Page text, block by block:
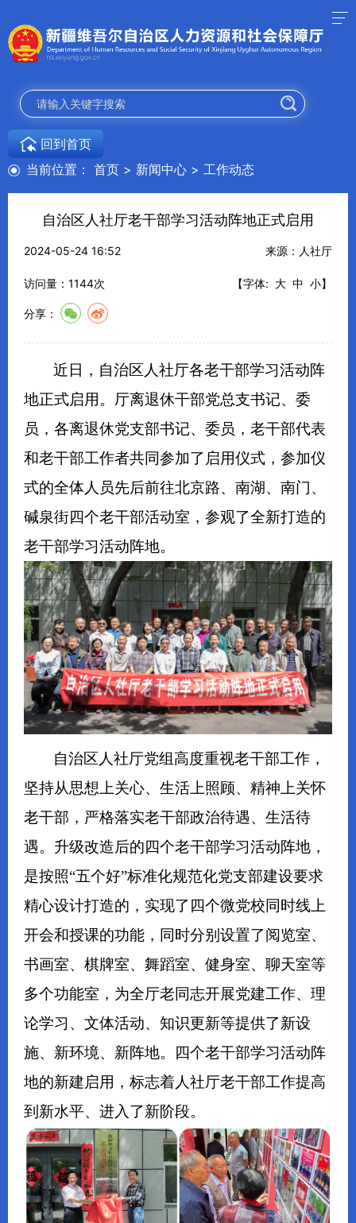
当前位置： 首页 > 新闻中心 > 工作动态
回到首页
自治区人社厅老干部学习活动阵地正式启用
2024-05-24 16:52 来源：人社厅
访问量： 1144次 【字体: 大 中 小】
分享：
近日，自治区人社厅各老干部学习活动阵
地正式启用。厅离退休干部党总支书记、委
员，各离退休党支部书记、委员，老干部代表
和老干部工作者共同参加了启用仪式，参加仪
式的全体人员先后前往北京路、南湖、南门、
碱泉街四个老干部活动室，参观了全新打造的
老干部学习活动阵地。
自治区人社厅党组高度重视老干部工作，
坚持从思想上关心、生活上照顾、精神上关怀
老干部，严格落实老干部政治待遇、生活待
遇。升级改造后的四个老干部学习活动阵地，
是按照“五个好”标准化规范化党支部建设要求
精心设计打造的，实现了四个微党校同时线上
开会和授课的功能，同时分别设置了阅览室、
书画室、棋牌室、舞蹈室、健身室、聊天室等
多个功能室，为全厅老同志开展党建工作、理
论学习、文体活动、知识更新等提供了新设
施、新环境、新阵地。四个老干部学习活动阵
地的新建启用，标志着人社厅老干部工作提高
到新水平、进入了新阶段。